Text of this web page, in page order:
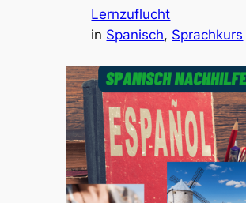
Lernzuflucht
in Spanisch, Sprachkurs